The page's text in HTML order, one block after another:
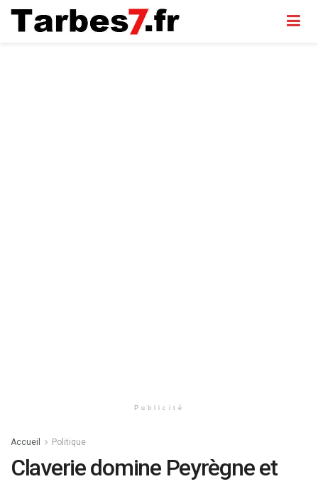
Publicité
Accueil Politique
Claverie domine Peyrègne et